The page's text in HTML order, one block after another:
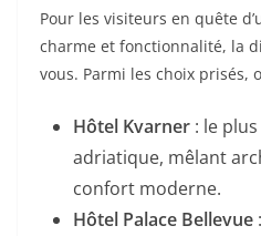
Pour les visiteurs en quête
charme et fonctionnalité, la
vous. Parmi les choix prisés,
Hôtel Kvarner : le
adriatique, mêlant
confort moderne.
Hôtel Palace Bellevue